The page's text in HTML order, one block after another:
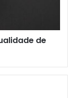
de